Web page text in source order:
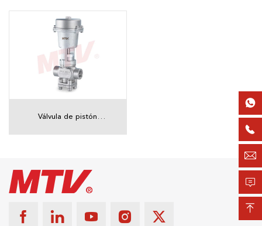
Válvula de pistón
roscada neumática de




